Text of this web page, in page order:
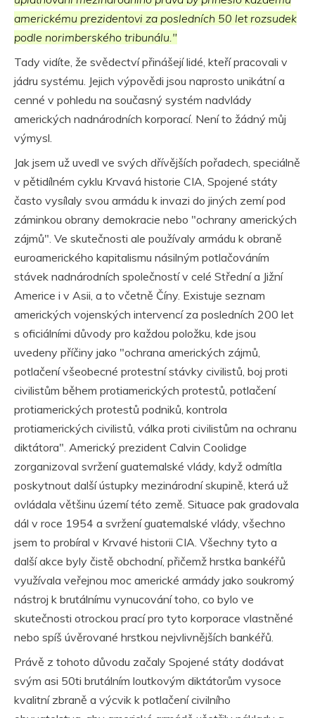
americkému prezidentovi za posledních 50 let rozsudek
podle norimberského tribunálu."
Tady vidíte, že svědectví přinášejí lidé, kteří pracovali v
jádru systému. Jejich výpovědi jsou naprosto unikátní a
cenné v pohledu na současný systém nadvlády
amerických nadnárodních korporací. Není to žádný můj
výmysl.
Jak jsem už uvedl ve svých dřívějších pořadech, speciálně
v pětidílném cyklu Krvavá historie CIA, Spojené státy
často vysílaly svou armádu k invazi do jiných zemí pod
záminkou obrany demokracie nebo "ochrany amerických
zájmů". Ve skutečnosti ale používaly armádu k obraně
euroamerického kapitalismu násilným potlačováním
stávek nadnárodních společností v celé Střední a Jižní
Americe i v Asii, a to včetně Číny. Existuje seznam
amerických vojenských intervencí za posledních 200 let
s oficiálními důvody pro každou položku, kde jsou
uvedeny příčiny jako "ochrana amerických zájmů,
potlačení všeobecné protestní stávky civilistů, boj proti
civilistům během protiamerických protestů, potlačení
protiamerických protestů podniků, kontrola
protiamerických civilistů, válka proti civilistům na ochranu
diktátora". Americký prezident Calvin Coolidge
zorganizoval svržení guatemalské vlády, když odmítla
poskytnout další ústupky mezinárodní skupině, která už
ovládala většinu území této země. Situace pak gradovala
dál v roce 1954 a svržení guatemalské vlády, všechno
jsem to probíral v Krvavé historii CIA. Všechny tyto a
další akce byly čistě obchodní, přičemž hrstka bankéřů
využívala veřejnou moc americké armády jako soukromý
nástroj k brutálnímu vynucování toho, co bylo ve
skutečnosti otrockou prací pro tyto korporace vlastněné
nebo spíš úvěrované hrstkou nejvlivnějších bankéřů.
Právě z tohoto důvodu začaly Spojené státy dodávat
svým asi 50ti brutálním loutkovým diktátorům vysoce
kvalitní zbraně a výcvik k potlačení civilního